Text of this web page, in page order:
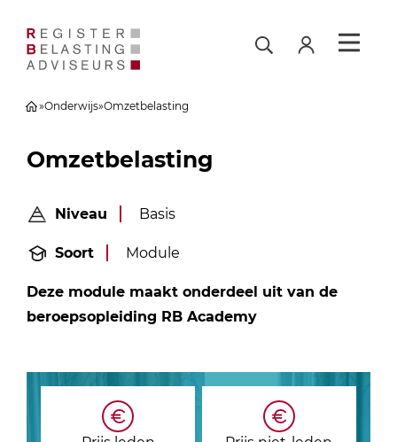
»Onderwijs»Omzetbelasting
Omzetbelasting
Niveau Basis
Soort Module
Deze module maakt onderdeel uit van de
beroepsopleiding RB Academy